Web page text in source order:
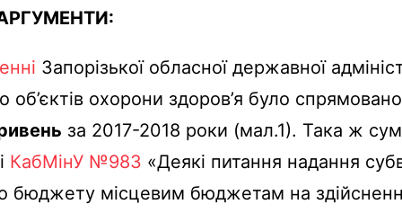
Запорізької обласної державної
об’єктів охорони здоров’я було
за 2017-2018 роки (мал.1). Така ж
КабМінУ №983 «Деякі питання надання
бюджету місцевим бюджетам на